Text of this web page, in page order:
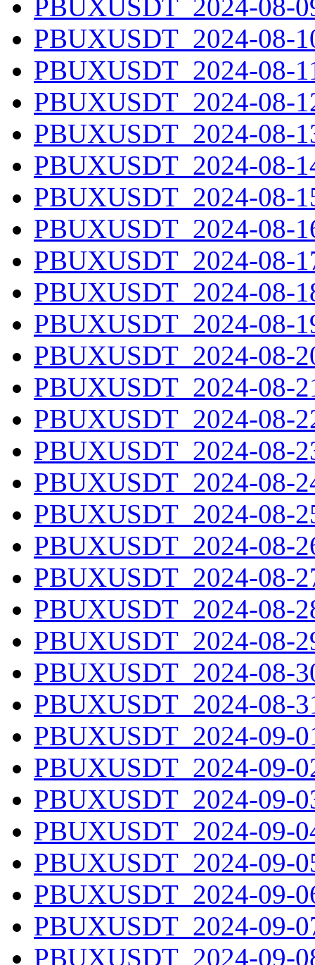
PBUXUSDT_2024-08-
PBUXUSDT_2024-08-
PBUXUSDT_2024-08-
PBUXUSDT_2024-08-
PBUXUSDT_2024-08-
PBUXUSDT_2024-08-
PBUXUSDT_2024-08-
PBUXUSDT_2024-08-
PBUXUSDT_2024-08-
PBUXUSDT_2024-08-
PBUXUSDT_2024-08-
PBUXUSDT_2024-08-
PBUXUSDT_2024-08-
PBUXUSDT_2024-08-
PBUXUSDT_2024-08-
PBUXUSDT_2024-08-
PBUXUSDT_2024-08-
PBUXUSDT_2024-08-
PBUXUSDT_2024-08-
PBUXUSDT_2024-08-
PBUXUSDT_2024-08-
PBUXUSDT_2024-08-
PBUXUSDT_2024-08-
PBUXUSDT_2024-09-
PBUXUSDT_2024-09-
PBUXUSDT_2024-09-
PBUXUSDT_2024-09-
PBUXUSDT_2024-09-
PBUXUSDT_2024-09-
PBUXUSDT_2024-09-
PBUXUSDT_2024-09-